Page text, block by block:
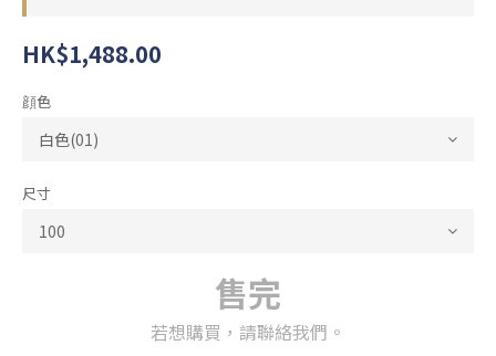
HK$1,488.00
顔色
尺寸
售完
若想購買，請聯絡我們。